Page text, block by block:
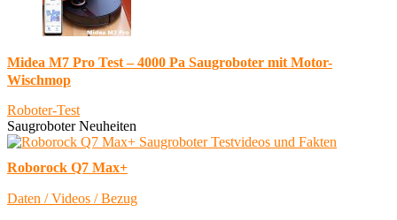
Midea M7 Pro Test – 4000 Pa Saugroboter mit Motor-
Wischmop
Roboter-Test
Saugroboter Neuheiten
Roborock Q7 Max+
Daten / Videos / Bezug